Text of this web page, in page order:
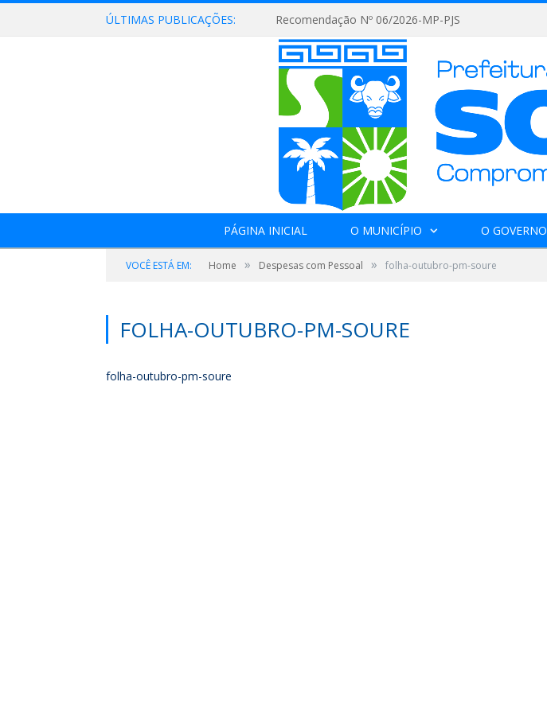
ÚLTIMAS PUBLICAÇÕES: Recomendação Nº 06/2026-MP-PJS
PÁGINA INICIAL O MUNICÍPIO O GOVERNO
VOCÊ ESTÁ EM: Home » Despesas com Pessoal » folha-outubro-pm-soure
FOLHA-OUTUBRO-PM-SOURE
folha-outubro-pm-soure